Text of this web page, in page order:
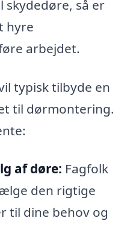
skydedøre, så er
hyre
arbejdet.
typisk tilbyde en
til dørmontering.
af døre: Fagfolk
den rigtige
til dine behov og